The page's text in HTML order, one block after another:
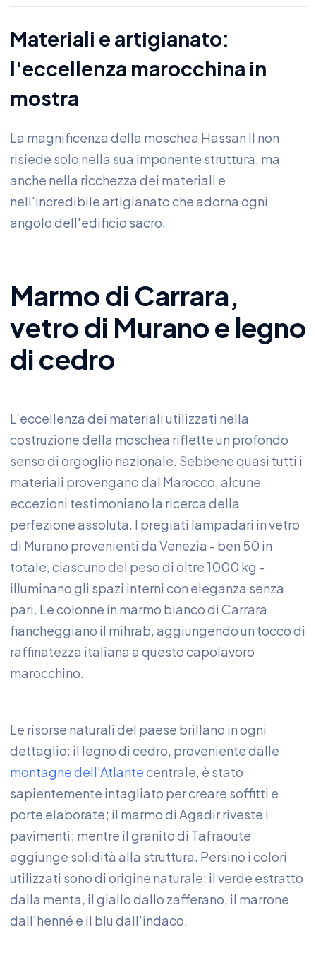
Materiali e artigianato:
l'eccellenza marocchina in
mostra
La magnificenza della moschea Hassan II non
risiede solo nella sua imponente struttura, ma
anche nella ricchezza dei materiali e
nell'incredibile artigianato che adorna ogni
angolo dell'edificio sacro.
Marmo di Carrara,
vetro di Murano e legno
di cedro
L'eccellenza dei materiali utilizzati nella
costruzione della moschea riflette un profondo
senso di orgoglio nazionale. Sebbene quasi tutti i
materiali provengano dal Marocco, alcune
eccezioni testimoniano la ricerca della
perfezione assoluta. I pregiati lampadari in vetro
di Murano provenienti da Venezia - ben 50 in
totale, ciascuno del peso di oltre 1000 kg -
illuminano gli spazi interni con eleganza senza
pari. Le colonne in marmo bianco di Carrara
fiancheggiano il mihrab, aggiungendo un tocco di
raffinatezza italiana a questo capolavoro
marocchino.
Le risorse naturali del paese brillano in ogni
dettaglio: il legno di cedro, proveniente dalle
montagne dell'Atlantecentrale, è stato
sapientemente intagliato per creare soffitti e
porte elaborate; il marmo di Agadir riveste i
pavimenti; mentre il granito di Tafraoute
aggiunge solidità alla struttura. Persino i colori
utilizzati sono di origine naturale: il verde estratto
dalla menta, il giallo dallo zafferano, il marrone
dall'henné e il blu dall'indaco.